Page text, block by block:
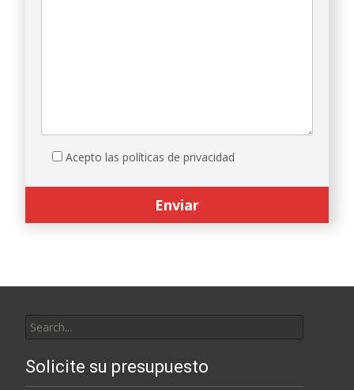
Acepto las políticas de privacidad
for:
Solicite su presupuesto